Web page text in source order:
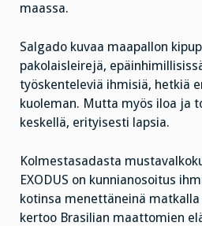
maassa.
Salgado kuvaa maapallon
pakolaisleirejä,
työskenteleviä ihmisiä, hetkiä
kuoleman. Mutta myös iloa ja
keskellä, erityisesti lapsia.
Kolmestasadasta
EXODUS on kunnianosoitus
kotinsa menettäneinä matkalla
kertoo Brasilian maattomien